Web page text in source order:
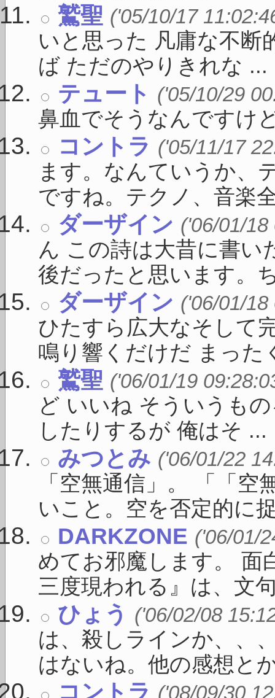
鷲聖 ('05/10/17
いと思った 凡庸な不断
ば ただのやりきれな ...
テュート ('05/10/29
鼻血でそうなんです
コントラ ('05/11/17
ます。なんていうか、
ですね。テクノ、音楽
ダーザイン ('06/01/18
ん この詩は大昔に書い
後だったと思います。
ダーザイン ('06/01/18
ひたすら広大なそして
鳴り響くだけだ まった
鷲聖 ('06/01/19
ど いいね そういうも
したりするが 俺はそ ...
みつとみ ('06/01/22
「空無通信」。 「「
いこと。空を否定的に
DARKZONE ('06/01/
めてお邪魔します。 面
三度現われる』は、文
ひょう ('06/02/08
は、殺しラインか、、
はないね。他の感想と
コントラ ('08/09/30